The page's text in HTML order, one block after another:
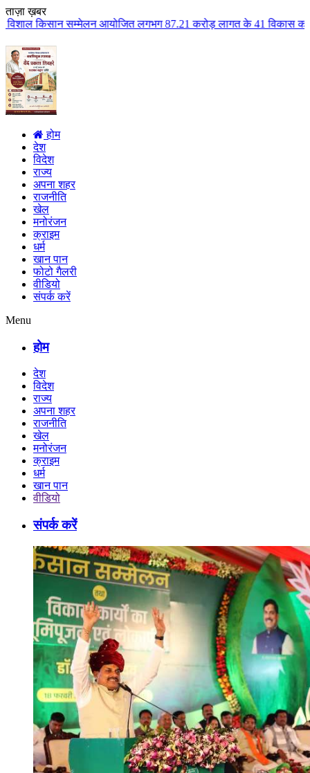
ताज़ा ख़बर
लगभग 87.21 करोड़ लागत के 41 विकास कार्यों का किया
होम
देश
विदेश
राज्य
अपना शहर
राजनीति
खेल
मनोरंजन
क्राइम
धर्म
खान पान
फोटो गैलरी
वीडियो
संपर्क करें
Menu
होम
देश
विदेश
राज्य
अपना शहर
राजनीति
खेल
मनोरंजन
क्राइम
धर्म
खान पान
वीडियो
संपर्क करें